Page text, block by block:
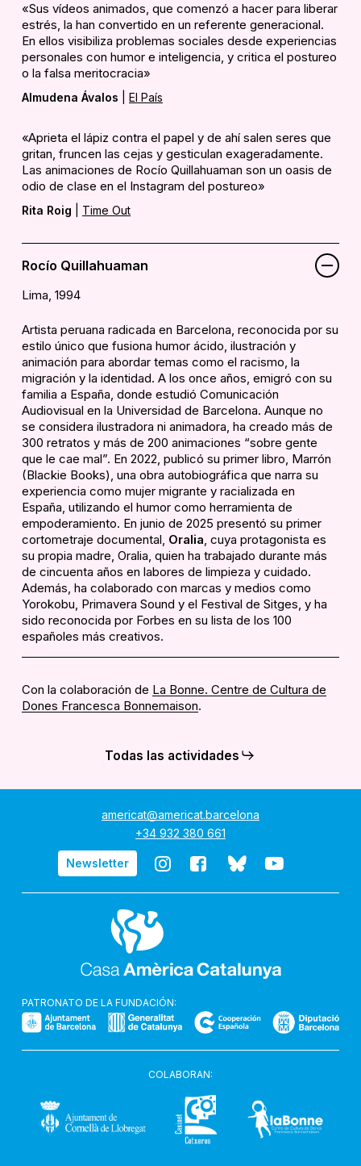
«Sus vídeos animados, que comenzó a hacer para liberar
estrés, la han convertido en un referente generacional.
En ellos visibiliza problemas sociales desde experiencias
personales con humor e inteligencia, y critica el postureo
o la falsa meritocracia»
Almudena Ávalos |El País
«Aprieta el lápiz contra el papel y de ahí salen seres que
gritan, fruncen las cejas y gesticulan exageradamente.
Las animaciones de Rocío Quillahuaman son un oasis de
odio de clase en el Instagram del postureo»
Rita Roig Time Out
Rocío Quillahuaman
Lima, 1994
Artista peruana radicada en Barcelona, reconocida por su
estilo único que fusiona humor ácido, ilustración y
animación para abordar temas como el racismo, la
migración y la identidad. A los once años, emigró con su
familia a España, donde estudió Comunicación
Audiovisual en la Universidad de Barcelona. Aunque no
se considera ilustradora ni animadora, ha creado más de
300 retratos y más de 200 animaciones “sobre gente
que le cae mal”. En 2022, publicó su primer libro, Marrón
(Blackie Books), una obra autobiográfica que narra su
experiencia como mujer migrante y racializada en
España, utilizando el humor como herramienta de
empoderamiento. En junio de 2025 presentó su primer
cortometraje documental, Oralia , cuya protagonista es
su propia madre, Oralia, quien ha trabajado durante más
de cincuenta años en labores de limpieza y cuidado.
Además, ha colaborado con marcas y medios como
Yorokobu , Primavera Sound y el Festival de Sitges, y ha
sido reconocida por Forbes en su lista de los 100
españoles más creativos.
Con la colaboración de La Bonne. Centre de Cultura de
Dones Francesca Bonnemaison.
Todas las actividades
americat@americat.barcelona
+34 932 380 661
Newsletter
Instagram
de
Casa
Catalunya
Facebook
Casa
BlueSky
de
Casa
YouTube
Casa
PATRONATO DE LA FUNDACIÓN:
COLABORAN:
Ajuntament
de
Cornellà